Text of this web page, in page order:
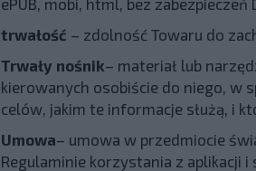
ePUB, mobi, html, bez
trwałość – zdolność Towaru do
Trwały nośnik– materiał lub
kierowanych osobiście do niego, w
celów, jakim te informacje służą, i
Umowa– umowa w przedmiocie
Regulaminie korzystania z aplikacji